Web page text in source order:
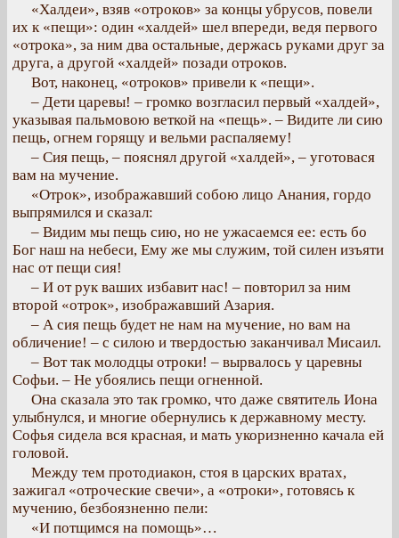
«Халдеи», взяв «отроков» за концы убрусов, повели
их к «пещи»: один «халдей» шел впереди, ведя первого
«отрока», за ним два остальные, держась руками друг за
друга, а другой «халдей» позади отроков.
Вот, наконец, «отроков» привели к «пещи».
– Дети царевы! – громко возгласил первый «халдей»,
указывая пальмовою веткой на «пещь». – Видите ли сию
пещь, огнем горящу и вельми распаляему!
– Сия пещь, – пояснял другой «халдей», – уготовася
вам на мучение.
«Отрок», изображавший собою лицо Анания, гордо
выпрямился и сказал:
– Видим мы пещь сию, но не ужасаемся ее: есть бо
Бог наш на небеси, Ему же мы служим, той силен изъяти
нас от пещи сия!
– И от рук ваших избавит нас! – повторил за ним
второй «отрок», изображавший Азария.
– А сия пещь будет не нам на мучение, но вам на
обличение! – с силою и твердостью заканчивал Мисаил.
– Вот так молодцы отроки! – вырвалось у царевны
Софьи. – Не убоялись пещи огненной.
Она сказала это так громко, что даже святитель Иона
улыбнулся, и многие обернулись к державному месту.
Софья сидела вся красная, и мать укоризненно качала ей
головой.
Между тем протодиакон, стоя в царских вратах,
зажигал «отроческие свечи», а «отроки», готовясь к
мучению, безбоязненно пели:
«И потщимся на помощь»…